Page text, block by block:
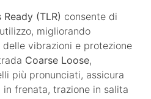
Ready (TLR) consente di
migliorando
vibrazioni e protezione
Coarse Loose,
più pronunciati, assicura
in frenata, trazione in salita